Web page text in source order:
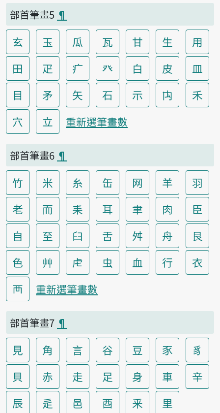
部首筆畫5 ¶
玄 玉 瓜 瓦 甘 生
用
田
疋 疒 癶 白 皮
皿
目
矛 矢 石 示 禸
禾
穴
立 重新選筆畫數
部首筆畫6 ¶
竹 米 糸 缶 网 羊
羽
老
而 耒 耳 聿 肉
臣
自
至 臼 舌 舛 舟
艮
色
艸 虍 虫 血 行
衣
襾
重新選筆畫數
部首筆畫7 ¶
見 角 言 谷 豆 豕
豸
貝
赤 走 足 身 車
辛
辰
辵 邑 酉 釆 里